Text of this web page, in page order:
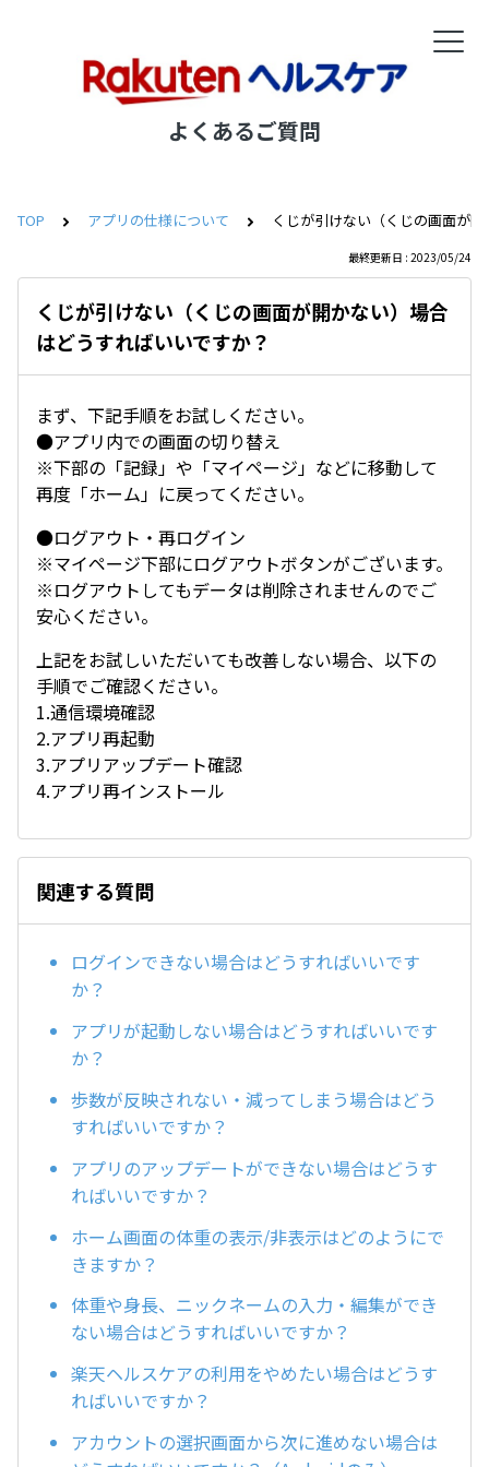
よくあるご質問
TOP アプリの仕様について くじが引けない（くじの画面が
最終更新日 : 2023/05/24
くじが引けない（くじの画面が開かない）場合
はどうすればいいですか？
まず、下記手順をお試しください。
●アプリ内での画面の切り替え
※下部の「記録」や「マイページ」などに移動して
再度「ホーム」に戻ってください。
●ログアウト・再ログイン
※マイページ下部にログアウトボタンがございます。
※ログアウトしてもデータは削除されませんのでご
安心ください。
上記をお試しいただいても改善しない場合、以下の
手順でご確認ください。
1.通信環境確認
2.アプリ再起動
3.アプリアップデート確認
4.アプリ再インストール
関連する質問
ログインできない場合はどうすればいいです
か？
アプリが起動しない場合はどうすればいいです
か？
歩数が反映されない・減ってしまう場合はどう
すればいいですか？
アプリのアップデートができない場合はどうす
ればいいですか？
ホーム画面の体重の表示/非表示はどのようにで
きますか？
体重や身長、ニックネームの入力・編集ができ
ない場合はどうすればいいですか？
楽天ヘルスケアの利用をやめたい場合はどうす
ればいいですか？
アカウントの選択画面から次に進めない場合は